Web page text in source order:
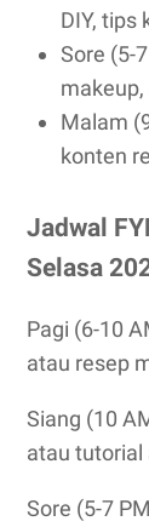
DIY, tips
Sore (5-
makeup,
Malam
konten
Jadwal
Selasa
Pagi (6-10
atau resep
Siang (10
atau tutorial
Sore (5-7